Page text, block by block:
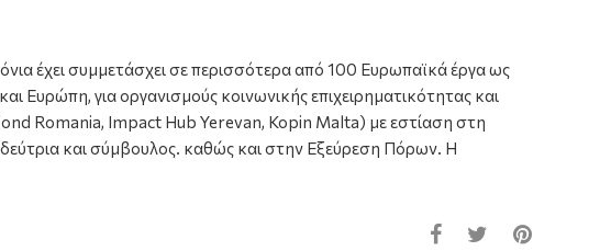
έχει συμμετάσχει σε περισσότερα από 100 Ευρωπαϊκά έργα ως
Ευρώπη, για οργανισμούς κοινωνικής επιχειρηματικότητας και
Romania, Impact Hub Yerevan, Kopin Malta) με εστίαση στη
και σύμβουλος. καθώς και στην Εξεύρεση Πόρων. Η